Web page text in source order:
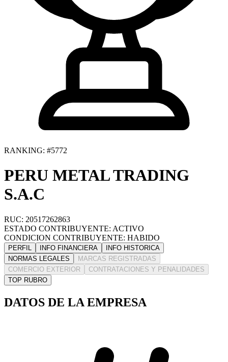
RANKING: #5772
PERU METAL TRADING
S.A.C
RUC: 20517262863
ESTADO CONTRIBUYENTE: ACTIVO
CONDICION CONTRIBUYENTE: HABIDO
PERFIL INFO FINANCIERA
INFO HISTORICA
NORMAS LEGALES
MARCAS REGISTRADAS
COMERCIO EXTERIOR
CONTRATACIONES Y PENALIDADES
TOP RUBRO
DATOS DE LA EMPRESA